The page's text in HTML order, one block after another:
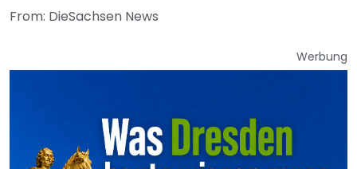
From: DieSachsen News
Werbung